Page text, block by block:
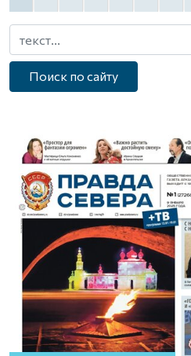
Поиск по сайту